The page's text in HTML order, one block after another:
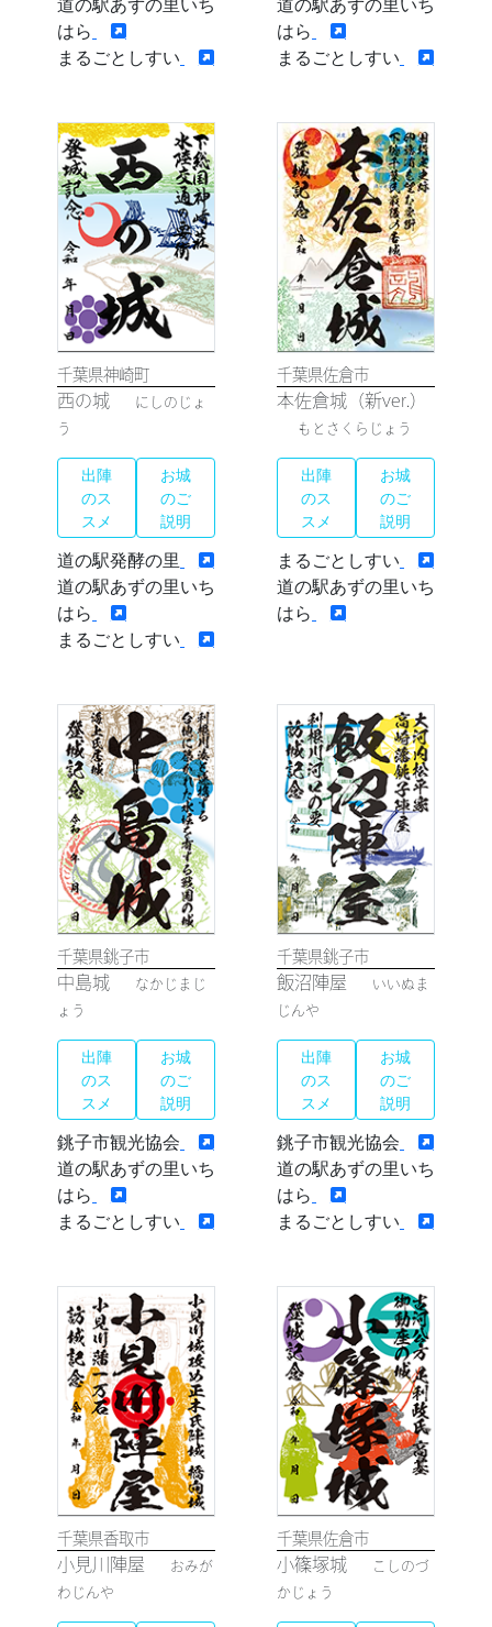
はら
まるごとしすい
はら
まるごとしすい
千葉県神崎町
西の城
にしのじょ
う
出陣
のス
スメ
お城
のご
説明
道の駅発酵の里
道の駅あずの里いち
はら
まるごとしすい
千葉県佐倉市
本佐倉城（新ver.）
もとさくらじょう
出陣
のス
スメ
お城
のご
説明
まるごとしすい
道の駅あずの里いち
はら
千葉県銚子市
中島城
なかじまじ
ょう
出陣
のス
スメ
お城
のご
説明
銚子市観光協会
道の駅あずの里いち
はら
まるごとしすい
千葉県銚子市
飯沼陣屋
いいぬま
じんや
出陣
のス
スメ
お城
のご
説明
銚子市観光協会
道の駅あずの里いち
はら
まるごとしすい
千葉県香取市
小見川陣屋
おみが
わじんや
千葉県佐倉市
小篠塚城
こしのづ
かじょう